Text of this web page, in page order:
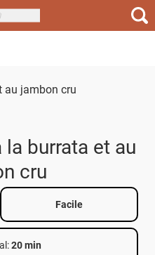
burrata et au
cru
Facile
:20 min